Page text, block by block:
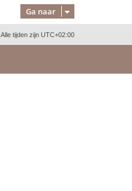
Ga naar
Alle tijden zijn UTC+02:00